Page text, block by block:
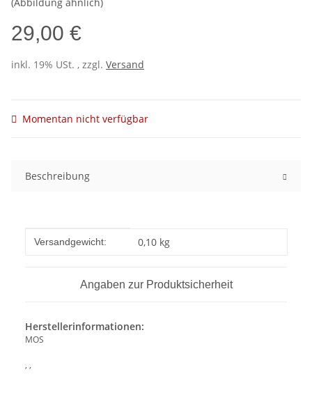
29,00 €
inkl. 19% USt. , zzgl. Versand
Momentan nicht verfügbar
Beschreibung
Produkteigenschaft
Wert
Versandgewicht: 0,10 kg
Angaben zur Produktsicherheit
Herstellerinformationen:
MOS
, ,